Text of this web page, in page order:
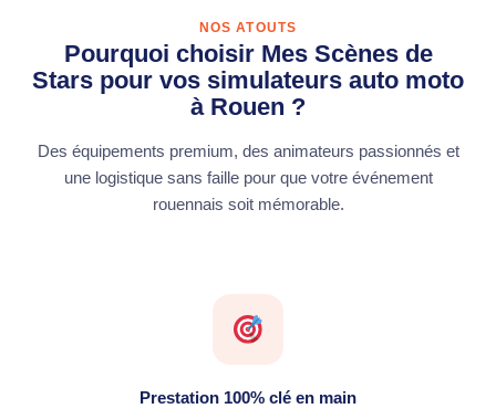
NOS ATOUTS
Pourquoi choisir Mes Scènes de
Stars pour vos simulateurs auto moto
à Rouen ?
Des équipements premium, des animateurs passionnés et
une logistique sans faille pour que votre événement
rouennais soit mémorable.
Prestation 100% clé en main